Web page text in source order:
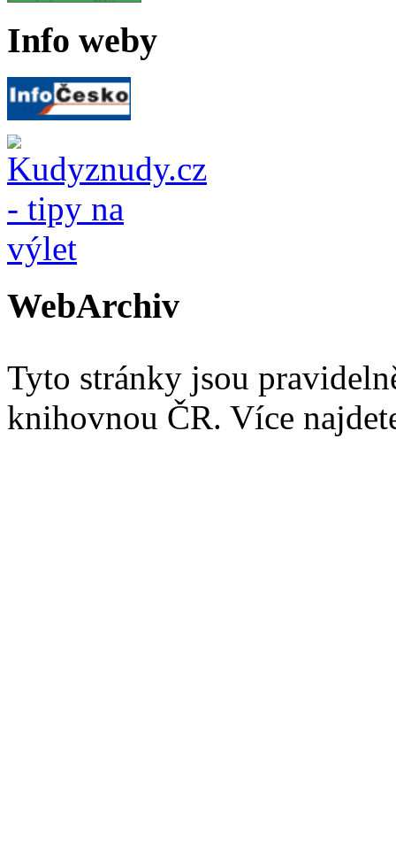
Info weby
WebArchiv
Tyto stránky jsou
knihovnou ČR. Více